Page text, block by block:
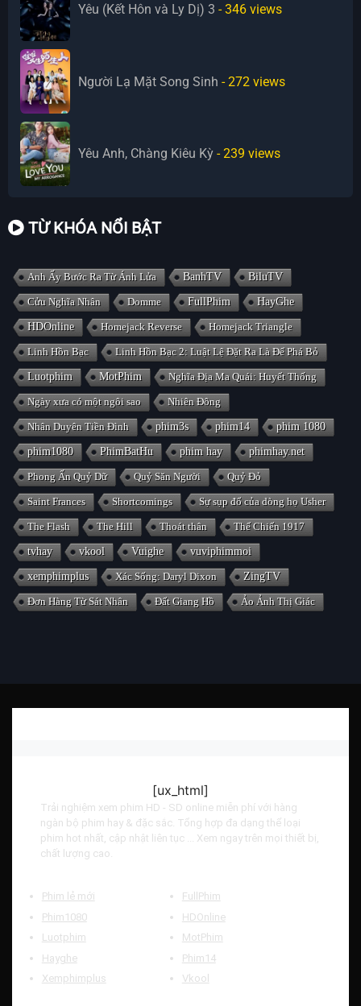
Yêu (Kết Hôn và Ly Dị) 3 - 346 views
Người Lạ Mặt Song Sinh - 272 views
Yêu Anh, Chàng Kiêu Kỳ - 239 views
TỪ KHÓA NỔI BẬT
Anh Ấy Bước Ra Từ Ánh Lửa BanhTV BiluTV
Cửu Nghĩa Nhân Domme FullPhim HayGhe
HDOnline Homejack Reverse Homejack Triangle
Linh Hồn Bạc Linh Hồn Bạc 2: Luật Lệ Đặt Ra Là Để Phá Bỏ
Luotphim MotPhim Nghĩa Địa Ma Quái: Huyết Thống
Ngày xưa có một ngôi sao Nhiên Đông
Nhân Duyên Tiền Đình phim3s phim14 phim 1080
phim1080 PhimBatHu phim hay phimhay.net
Phong Ấn Quỷ Dữ Quỷ Săn Người Quỷ Đỏ
Saint Frances Shortcomings Sự sụp đổ của dòng họ Usher
The Flash The Hill Thoát thân Thế Chiến 1917
tvhay vkool Vuighe vuviphimmoi
xemphimplus Xác Sống: Daryl Dixon ZingTV
Đơn Hàng Từ Sát Nhân Đất Giang Hồ Ảo Ảnh Thị Giác